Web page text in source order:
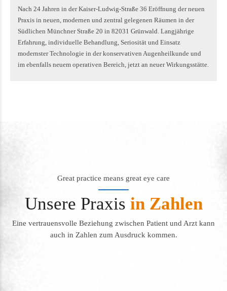
Nach 24 Jahren in der Kaiser-Ludwig-Straße 36 Eröffnung der neuen
Praxis in neuen, modernen und zentral gelegenen Räumen in der
Südlichen Münchner Straße 20 in 82031 Grünwald. Langjährige
Erfahrung, individuelle Behandlung, Seriosität und Einsatz
modernster Technologie in der konservativen Augenheilkunde und
im ebenfalls neuem operativen Bereich, jetzt an neuer Wirkungsstätte.
Great practice means great eye care
Unsere Praxis in Zahlen
Eine vertrauensvolle Beziehung zwischen Patient und Arzt kann
auch in Zahlen zum Ausdruck kommen.